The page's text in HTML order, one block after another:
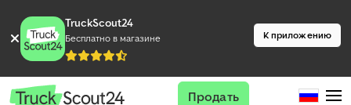
TruckScout24
Бесплатно в магазине К приложению
Продать